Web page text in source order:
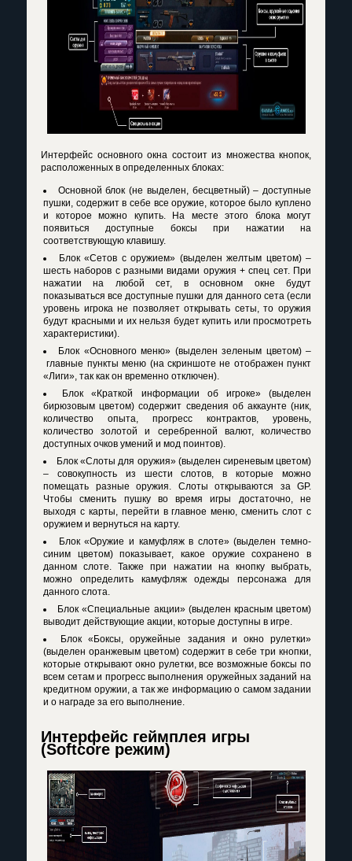
Интерфейс основного окна состоит из множества кнопок,
расположенных в определенных блоках:
Основной блок (не выделен, бесцветный) – доступные
пушки, содержит в себе все оружие, которое было куплено
и которое можно купить. На месте этого блока могут
появиться доступные боксы при нажатии на
соответствующую клавишу.
Блок «Сетов с оружием» (выделен желтым цветом) –
шесть наборов с разными видами оружия + спец сет. При
нажатии на любой сет, в основном окне будут
показываться все доступные пушки для данного сета (если
уровень игрока не позволяет открывать сеты, то оружия
будут красными и их нельзя будет купить или просмотреть
характеристики).
Блок «Основного меню» (выделен зеленым цветом) –
главные пункты меню (на скриншоте не отображен пункт
«Лиги», так как он временно отключен).
Блок «Краткой информации об игроке» (выделен
бирюзовым цветом) содержит сведения об аккаунте (ник,
количество опыта, прогресс контрактов, уровень,
количество золотой и серебренной валют, количество
доступных очков умений и мод поинтов).
Блок «Слоты для оружия» (выделен сиреневым цветом)
– совокупность из шести слотов, в которые можно
помещать разные оружия. Слоты открываются за GP.
Чтобы сменить пушку во время игры достаточно, не
выходя с карты, перейти в главное меню, сменить слот с
оружием и вернуться на карту.
Блок «Оружие и камуфляж в слоте» (выделен темно-
синим цветом) показывает, какое оружие сохранено в
данном слоте. Также при нажатии на кнопку выбрать,
можно определить камуфляж одежды персонажа для
данного слота.
Блок «Специальные акции» (выделен красным цветом)
выводит действующие акции, которые доступны в игре.
Блок «Боксы, оружейные задания и окно рулетки»
(выделен оранжевым цветом) содержит в себе три кнопки,
которые открывают окно рулетки, все возможные боксы по
всем сетам и прогресс выполнения оружейных заданий на
кредитном оружии, а так же информацию о самом задании
и о награде за его выполнение.
Интерфейс геймплея игры
(Softcore режим)